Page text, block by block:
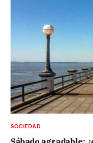
SOCIEDAD